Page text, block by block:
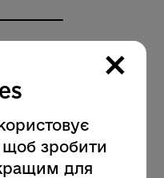
які
зустріч з
×
щоб зробити
для